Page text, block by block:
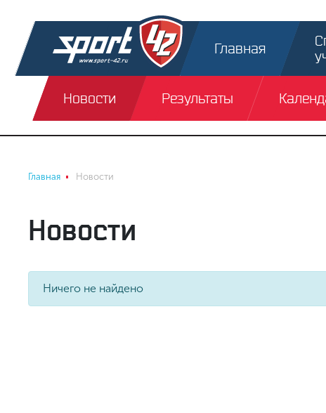
Главная
Новости Результаты
Главная Новости
Новости
Ничего не найдено